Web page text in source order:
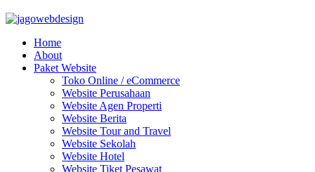
Home
About
Paket Website
Toko Online / eCommerce
Website Perusahaan
Website Agen Properti
Website Berita
Website Tour and Travel
Website Sekolah
Website Hotel
Website Tiket Pesawat